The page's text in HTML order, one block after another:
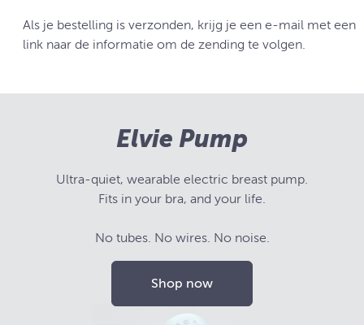
Als je bestelling is verzonden, krijg je een e-mail met een
link naar de informatie om de zending te volgen.
Elvie Pump
Ultra-quiet, wearable electric breast pump.
Fits in your bra, and your life.
No tubes. No wires. No noise.
Shop now